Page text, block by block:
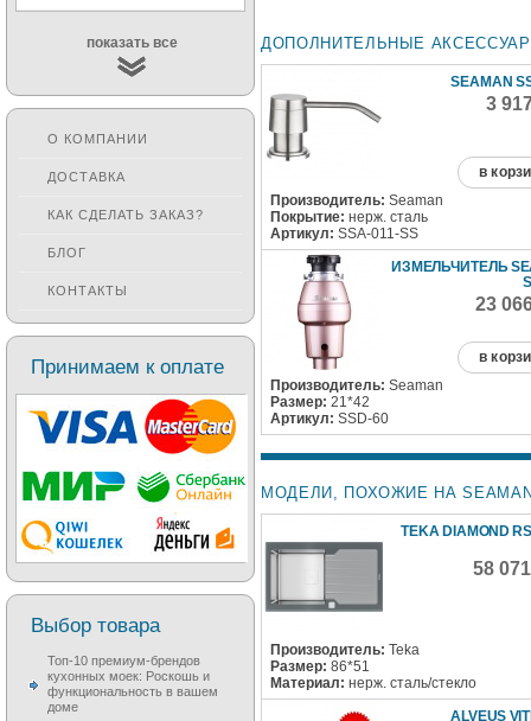
ДОПОЛНИТЕЛЬНЫЕ
SEAMAN
3
в
Производитель: Seaman
Покрытие: нерж. сталь
Артикул: SSA-011-SS
ИЗМЕЛЬЧИТЕЛЬ
23
в
Производитель: Seaman
Размер: 21*42
Артикул: SSD-60
МОДЕЛИ, ПОХОЖИЕ НА SEAMAN
TEKA DIAMOND
58
Производитель: Teka
Размер: 86*51
Материал: нерж. сталь/стекло
ALVEUS
показать все
О КОМПАНИИ
ДОСТАВКА
КАК СДЕЛАТЬ ЗАКАЗ?
БЛОГ
КОНТАКТЫ
Принимаем к оплате
Выбор товара
Топ-10 премиум-брендов
кухонных моек: Роскошь и
функциональность в вашем
доме